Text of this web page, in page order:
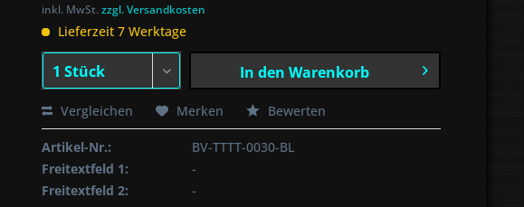
inkl. MwSt.zzgl. Versandkosten
Lieferzeit 7 Werktage
In den Warenkorb
Vergleichen Merken Bewerten
Artikel-Nr.:
BV-TTTT-0030-BL
Freitextfeld 1:
-
Freitextfeld 2:
-